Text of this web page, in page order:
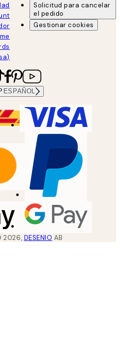
Solicitud para cancelar
el pedido
Gestionar cookies
ESPAÑOL
2026, DESENIO AB